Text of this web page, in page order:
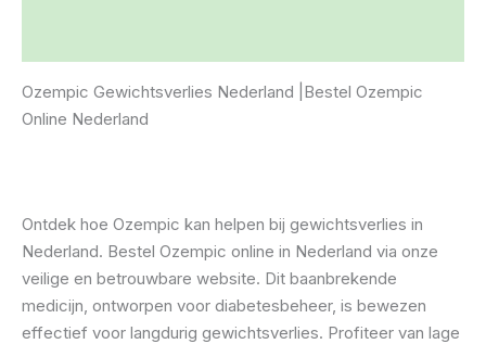
Ozempic Gewichtsverlies Nederland |Bestel Ozempic
Online Nederland
Ontdek hoe Ozempic kan helpen bij gewichtsverlies in
Nederland. Bestel Ozempic online in Nederland via onze
veilige en betrouwbare website. Dit baanbrekende
medicijn, ontworpen voor diabetesbeheer, is bewezen
effectief voor langdurig gewichtsverlies. Profiteer van lage